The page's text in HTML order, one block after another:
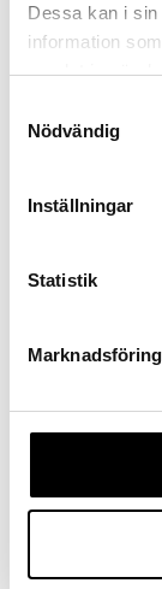
Dessa kan i
information
samlat in när
Nödvändig
Inställningar
Statistik
Marknadsföring